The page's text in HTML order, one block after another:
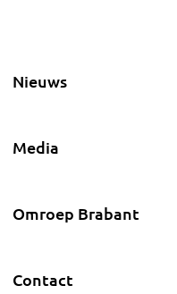
Nieuws
Media
Omroep Brabant
Contact